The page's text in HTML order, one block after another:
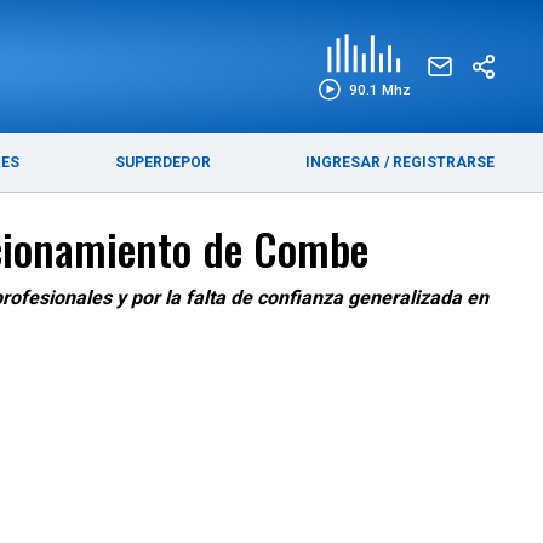
90.1 Mhz
SUPERDEPOR INGRESAR / REGISTRARSE
de Combe
y por la falta de confianza generalizada en